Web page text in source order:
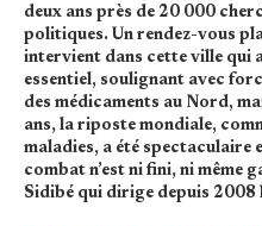
deux ans près de 20 000
politiques. Un rendez-vous
intervient dans cette ville qui
essentiel, soulignant avec
des médicaments au Nord,
ans, la riposte mondiale,
maladies, a été spectaculaire
combat n’est ni fini, ni même
Sidibé qui dirige depuis 2008